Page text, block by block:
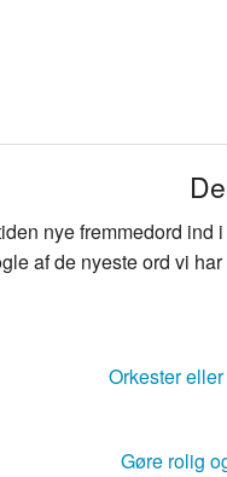
nye fremmedord
af de nyeste ord vi
Orkester
Gøre rolig